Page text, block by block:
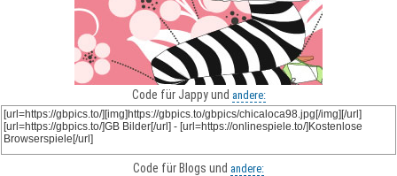
Code für Jappy und andere:
Code für Blogs und andere: